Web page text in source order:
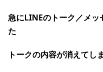
急にLINEのトーク／メッ
た
トークの内容が消えてし